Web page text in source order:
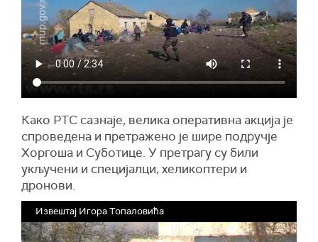
Како РТС сазнаје, велика оперативна акција је
спроведена и претражено је шире подручје
Хоргоша и Суботице. У претрагу су били
укључени и специјалци, хеликоптери и
дронови.
Извештај Игора Топаловића